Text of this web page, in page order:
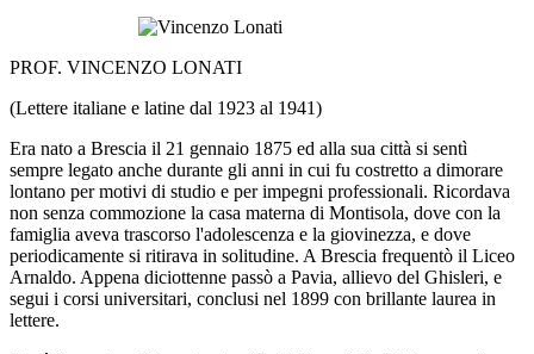
PROF. VINCENZO LONATI
(Lettere italiane e latine dal 1923 al 1941)
Era nato a Brescia il 21 gennaio 1875 ed alla sua città si sentì
sempre legato anche durante gli anni in cui fu costretto a dimorare
lontano per motivi di studio e per impegni professionali. Ricordava
non senza commozione la casa materna di Montisola, dove con la
famiglia aveva trascorso l'adolescenza e la giovinezza, e dove
periodicamente si ritirava in solitudine. A Brescia frequentò il Liceo
Arnaldo. Appena diciottenne passò a Pavia, allievo del Ghisleri, e
segui i corsi universitari, conclusi nel 1899 con brillante laurea in
lettere.